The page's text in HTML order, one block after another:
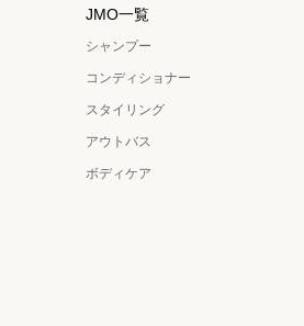
JMO一覧
シャンプー
コンディショナー
スタイリング
アウトバス
ボディケア